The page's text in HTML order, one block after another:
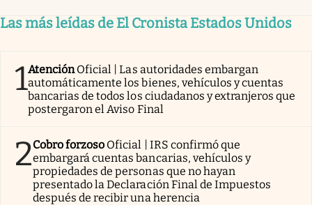
Las más leídas de El Cronista Estados Unidos
1AtenciónOficial | Las autoridades embargan
automáticamente los bienes, vehículos y cuentas
bancarias de todos los ciudadanos y extranjeros que
postergaron el Aviso Final
2Cobro forzoso Oficial | IRS confirmó que
embargará cuentas bancarias, vehículos y
propiedades de personas que no hayan
presentado la Declaración Final de Impuestos
después de recibir una herencia